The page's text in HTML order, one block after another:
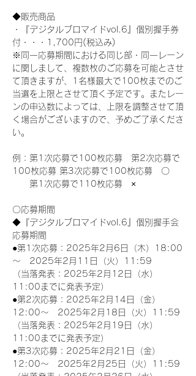
◆販売商品
・『デジタルブロマイドvol.6』個別握手券
付・・・1,700円(税込み)
※同一応募期間における同じ部・同一レーン
に関しまして、複数枚のご応募を可能とさせ
て頂きますが、1名様最大で100枚までのご
当選を上限とさせて頂く予定です。またレー
ンの申込数によっては、上限を調整させて頂
く場合がございますので、予めご了承くださ
い。
例：第1次応募で100枚応募　第2次応募で
100枚応募 第3次応募で100枚応募　〇
第1次応募で110枚応募　×
〇応募期間
◆『デジタルブロマイドvol.6』個別握手会
応募期間
●第1次応募：2025年2月6日（木）18:00
～　2025年2月11日（火）11:59
（当落発表：2025年2月12日（水）
11:00までに発表予定）
●第2次応募：2025年2月14日（金）
12:00～　2025年2月18日（火）11:59
（当落発表：2025年2月19日（水）
11:00までに発表予定）
●第3次応募：2025年2月21日（金）
12:00～　2025年2月25日（火）11:59